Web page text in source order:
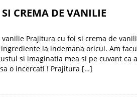
CREMA DE VANILIE
Prajitura cu foi si crema de
la indemana oricui. Am
si imaginatia mea si pe cuvant ca
o incercati ! Prajitura […]